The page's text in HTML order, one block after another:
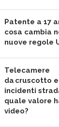
Patente a 17
cosa cambia
nuove regole
Telecamere
da cruscotto e
incidenti
quale valore
video?